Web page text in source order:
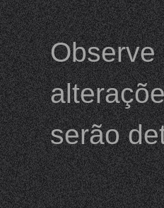
Observe
serão